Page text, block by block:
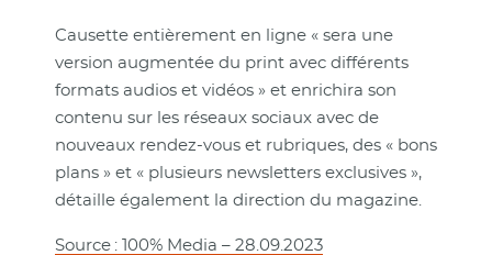
Causette entièrement en ligne « sera une
version augmentée du print avec différents
formats audios et vidéos » et enrichira son
contenu sur les réseaux sociaux avec de
nouveaux rendez-vous et rubriques, des « bons
plans » et « plusieurs newsletters exclusives »,
détaille également la direction du magazine.
Source : 100% Media – 28.09.2023